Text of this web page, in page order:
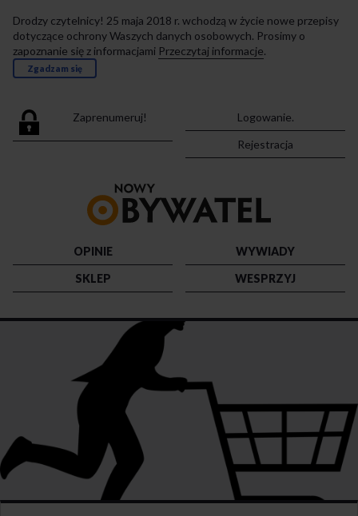
Drodzy czytelnicy! 25 maja 2018 r. wchodzą w życie nowe przepisy
dotyczące ochrony Waszych danych osobowych. Prosimy o
zapoznanie się z informacjami Przeczytaj informacje.
Zgadzam się
Zaprenumeruj!
Logowanie.
Rejestracja
strony
OPINIE
WYWIADY
SKLEP
WESPRZYJ